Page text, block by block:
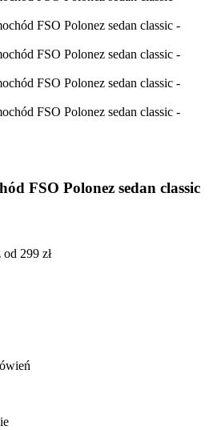
FSO Polonez sedan classic
299 zł